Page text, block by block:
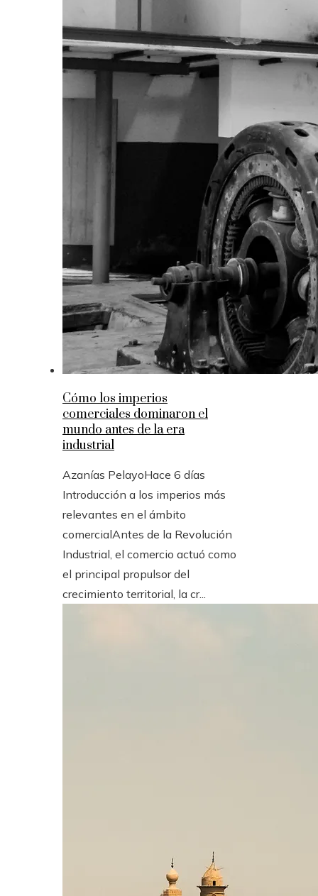
Cómo los imperios
comerciales dominaron el
mundo antes de la era
industrial
Azanías PelayoHace 6 días
Introducción a los imperios más
relevantes en el ámbito
comercialAntes de la Revolución
Industrial, el comercio actuó como
el principal propulsor del
crecimiento territorial, la cr...